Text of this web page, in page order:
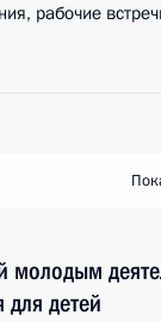
рабочие
молодым
детей